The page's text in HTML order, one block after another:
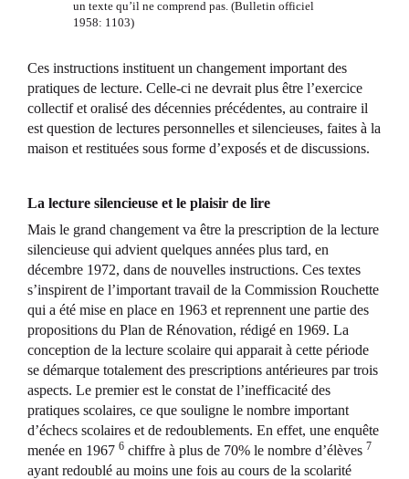
un texte qu’il ne comprend pas. (Bulletin officiel
1958: 1103)
Ces instructions instituent un changement important des
pratiques de lecture. Celle-ci ne devrait plus être l’exercice
collectif et oralisé des décennies précédentes, au contraire il
est question de lectures personnelles et silencieuses, faites à la
maison et restituées sous forme d’exposés et de discussions.
La lecture silencieuse et le plaisir de lire
Mais le grand changement va être la prescription de la lecture
silencieuse qui advient quelques années plus tard, en
décembre 1972, dans de nouvelles instructions. Ces textes
s’inspirent de l’important travail de la Commission Rouchette
qui a été mise en place en 1963 et reprennent une partie des
propositions du Plan de Rénovation, rédigé en 1969. La
conception de la lecture scolaire qui apparait à cette période
se démarque totalement des prescriptions antérieures par trois
aspects. Le premier est le constat de l’inefficacité des
pratiques scolaires, ce que souligne le nombre important
d’échecs scolaires et de redoublements. En effet, une enquête
menée en 1967 6 chiffre à plus de 70% le nombre d’élèves 7
ayant redoublé au moins une fois au cours de la scolarité